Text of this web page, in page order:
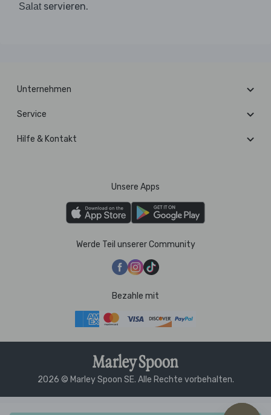
Salatservieren.
Unternehmen
Service
Hilfe & Kontakt
Unsere Apps
Werde Teil unserer Community
Bezahle mit
2026 © Marley Spoon SE. Alle Rechte vorbehalten.